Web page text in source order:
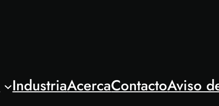
IndustriaAcercaContactoAviso